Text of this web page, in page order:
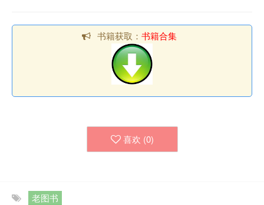
书籍获取： 书籍合集
喜欢 (0)
老图书